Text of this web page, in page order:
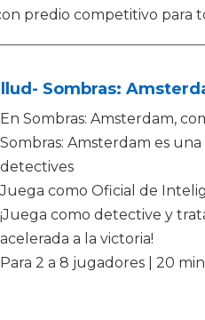
predio competitivo para
Sombras:
En Sombras: Amsterdam,
Sombras: Amsterdam es
detectives
Juega como Oficial de
¡Juega como detective y
acelerada a la victoria!
Para 2 a 8 jugadores | 20